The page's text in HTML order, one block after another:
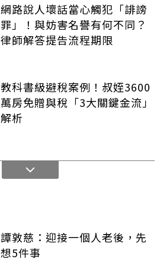
網路說人壞話當心觸犯「誹謗
罪」！與妨害名譽有何不同？
律師解答提告流程期限
教科書級避稅案例！叔姪3600
萬房免贈與稅「3大關鍵金流」
解析
譚敦慈：迎接一個人老後，先
想5件事